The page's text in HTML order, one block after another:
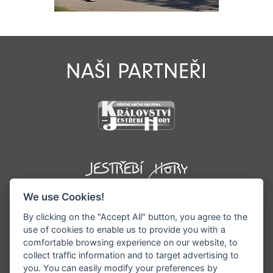
NAŠI PARTNEŘI
We use Cookies!
By clicking on the "Accept All" button, you agree to the
use of cookies to enable us to provide you with a
comfortable browsing experience on our website, to
collect traffic information and to target advertising to
you. You can easily modify your preferences by